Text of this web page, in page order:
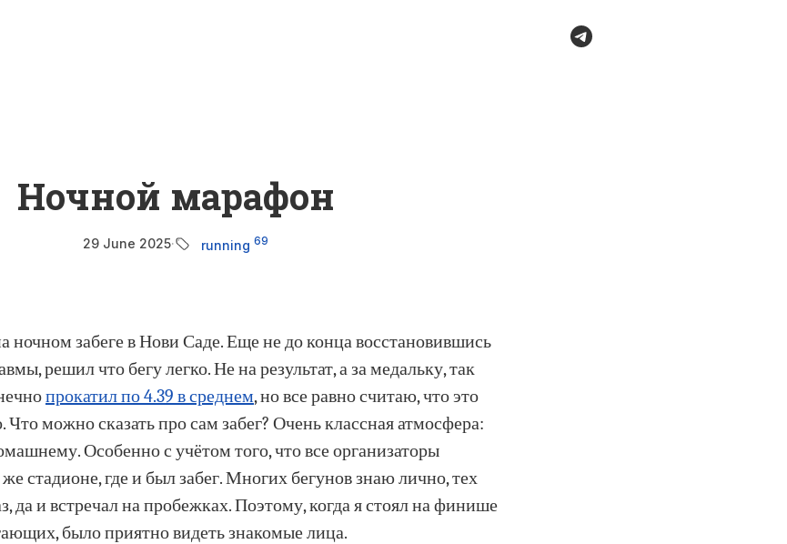
Ночной марафон
29 June 2025· running 69
ночном забеге в Нови Саде. Еще не до конца восстановившись
решил что бегу легко. Не на результат, а за медальку, так
прокатил по 4.39 в среднем, но все равно считаю, что это
Что можно сказать про сам забег? Очень классная атмосфера:
Особенно с учётом того, что все организаторы
стадионе, где и был забег. Многих бегунов знаю лично, тех
да и встречал на пробежках. Поэтому, когда я стоял на финише
было приятно видеть знакомые лица.